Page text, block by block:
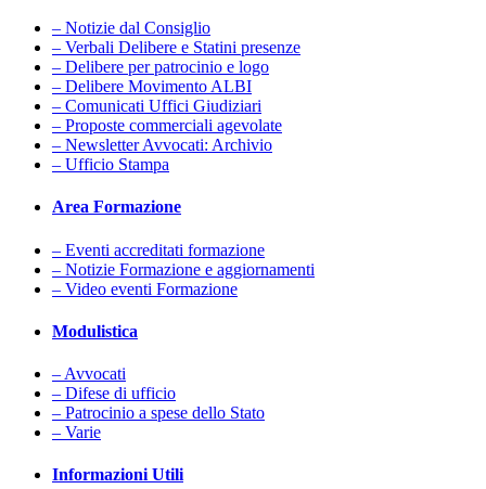
– Notizie dal Consiglio
– Verbali Delibere e Statini presenze
– Delibere per patrocinio e logo
– Delibere Movimento ALBI
– Comunicati Uffici Giudiziari
– Proposte commerciali agevolate
– Newsletter Avvocati: Archivio
– Ufficio Stampa
Area Formazione
– Eventi accreditati formazione
– Notizie Formazione e aggiornamenti
– Video eventi Formazione
Modulistica
– Avvocati
– Difese di ufficio
– Patrocinio a spese dello Stato
– Varie
Informazioni Utili